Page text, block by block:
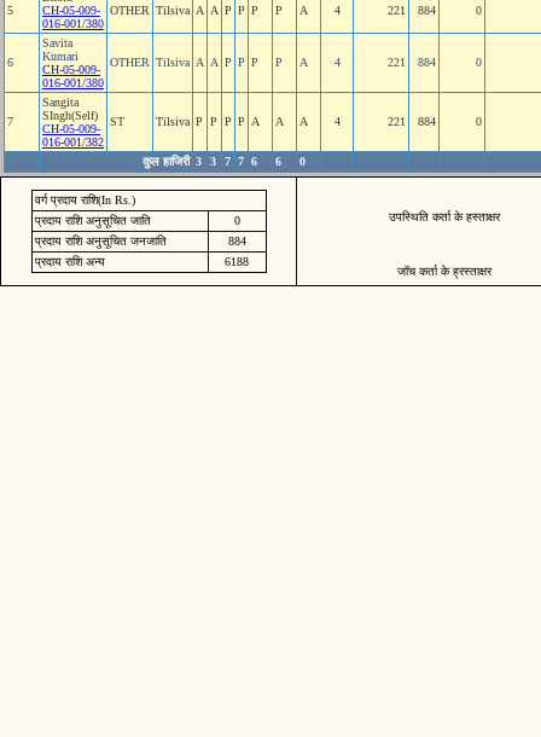
5
CH-05-009-
016-001/380
OTHER Tilsiva A A P P P P A 4 221 884 0
6
Savita
Kumari
CH-05-009-
016-001/380
OTHER Tilsiva A A P P P P A 4 221 884 0
7
Sangita
SIngh(Self)
CH-05-009-
016-001/382
ST Tilsiva P P P P A A A 4 221 884 0
कुल हाजिरी 3 3 7 7 6 6 0
वर्ग प्रदाय राशि(In Rs.)
प्रदाय राशि अनुसूचित जाति
0
प्रदाय राशि अनुसूचित जनजाति
884
प्रदाय राशि अन्य
6188
उपस्थिति कर्ता के हस्ताक्षर
जॉच कर्ता के ह्रस्ताक्षर